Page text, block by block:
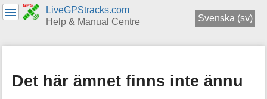
LiveGPStracks.com
Help & Manual Centre
Svenska (sv)
Det här ämnet finns inte ännu